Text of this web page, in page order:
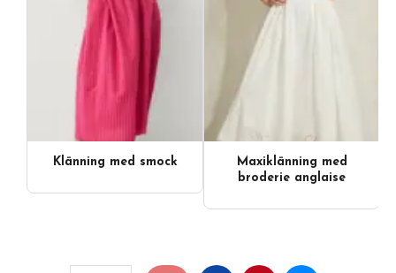
Klänning med smock
Maxiklänning med
broderie anglaise